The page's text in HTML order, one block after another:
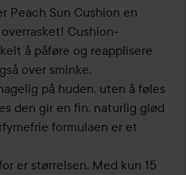
Peach Sun Cushion en
Cushion-
å påføre og reapplisere
over sminke.
på huden, uten å føles
den gir en fin, naturlig glød
formulaen er et
er størrelsen. Med kun 15